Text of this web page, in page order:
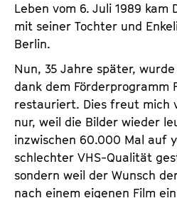
Leben vom 6. Juli 1989 kam
mit seiner Tochter und
Berlin.
Nun, 35 Jahre später,
dank dem Förderprogramm
restauriert. Dies freut mich
nur, weil die Bilder wieder
inzwischen 60.000 Mal auf
schlechter VHS-Qualität
sondern weil der Wunsch
nach einem eigenen Film